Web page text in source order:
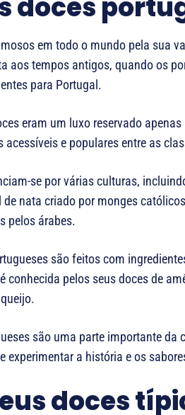
doces
em todo o mundo pela sua
aos tempos antigos, quando os
para Portugal.
eram um luxo reservado
e populares entre as
se por várias culturas,
nata criado por monges
pelos árabes.
são feitos com
conhecida pelos seus doces de
são uma parte importante da
experimentar a história e os
doces